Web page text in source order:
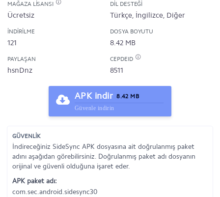
MAĞAZA LISANSI
Ücretsiz
DIL DESTEĞI
Türkçe, İngilizce, Diğer
İNDIRILME
121
DOSYA BOYUTU
8.42 MB
PAYLAŞAN
hsnDnz
CEPDEID
8511
APK indir 8.42 MB
Güvenle indirin
GÜVENLİK
İndireceğiniz SideSync APK dosyasına ait doğrulanmış paket
adını aşağıdan görebilirsiniz. Doğrulanmış paket adı dosyanın
orijinal ve güvenli olduğuna işaret eder.
APK paket adı:
com.sec.android.sidesync30